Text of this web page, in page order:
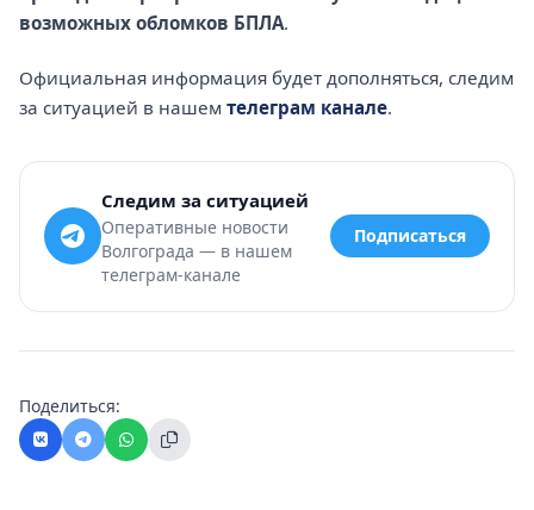
возможных обломков БПЛА.
Официальная информация будет дополняться, следим
за ситуацией в нашем телеграм канале.
Следим за ситуацией
Оперативные новости
Волгограда — в нашем
телеграм-канале
Подписаться
Поделиться: